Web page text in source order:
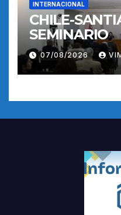
INTERNACIONAL
CHILE-
SEMINARIO
07/08/2026